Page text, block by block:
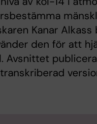
Kanar
den för att
Avsnittet